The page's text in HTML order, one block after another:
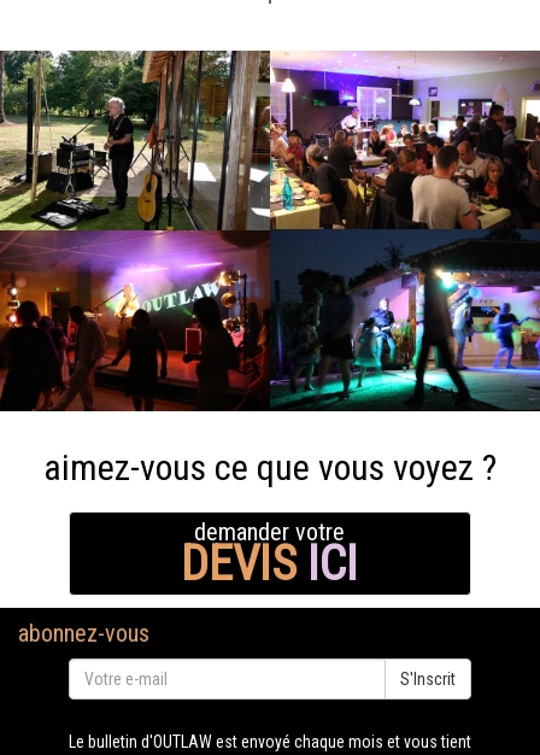
aimez-vous ce que vous voyez ?
demander votre
DEVIS ICI
abonnez-vous
S'Inscrit
Le bulletin d'OUTLAW est envoyé chaque mois et vous tient